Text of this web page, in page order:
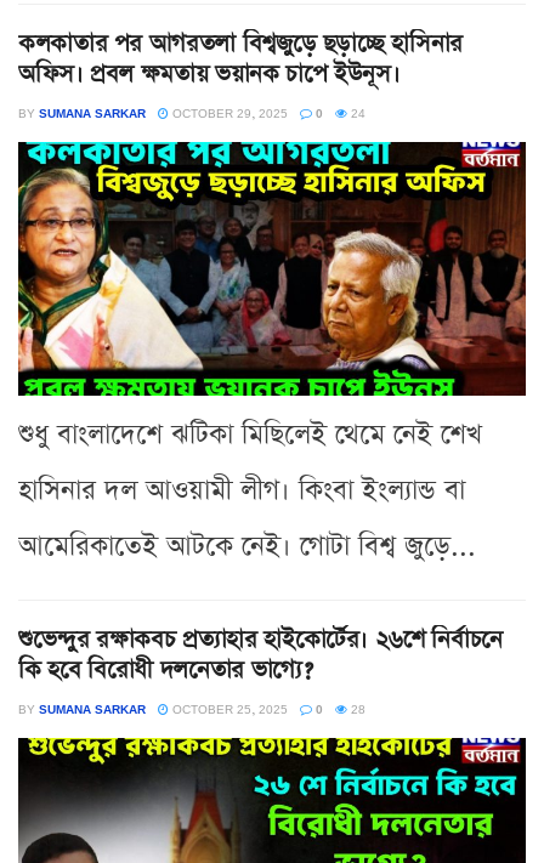
কলকাতার পর আগরতলা বিশ্বজুড়ে ছড়াচ্ছে হাসিনার
অফিস। প্রবল ক্ষমতায় ভয়ানক চাপে ইউনূস।
BY SUMANA SARKAR OCTOBER 29, 2025 0 24
শুধু বাংলাদেশে ঝটিকা মিছিলেই থেমে নেই শেখ
হাসিনার দল আওয়ামী লীগ। কিংবা ইংল্যান্ড বা
আমেরিকাতেই আটকে নেই। গোটা বিশ্ব জুড়ে...
শুভেন্দুর রক্ষাকবচ প্রত্যাহার হাইকোর্টের। ২৬শে নির্বাচনে
কি হবে বিরোধী দলনেতার ভাগ্যে?
BY SUMANA SARKAR OCTOBER 25, 2025 0 28